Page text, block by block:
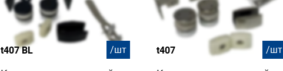
t407 BL /шт t407 /шт